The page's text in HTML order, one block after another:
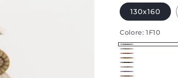
130x160
Colore:1F10
1F10
1J02
2D02
2D03
3B07
4K06